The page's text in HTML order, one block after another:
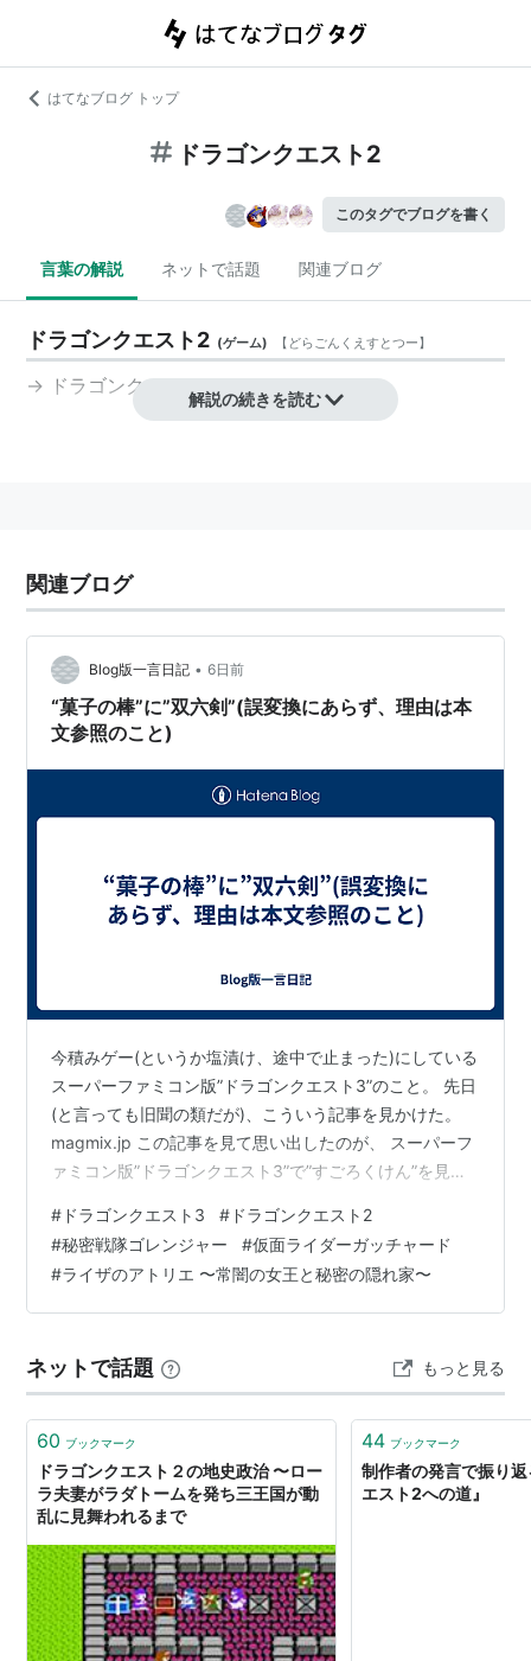
はてなブログ トップ
ドラゴンクエスト2
このタグでブログを書く
言葉の解説 ネットで話題 関連ブログ
ドラゴンクエスト2 (ゲーム) 【どらごんくえすとつー】
→ ドラゴンクエストII
解説の続きを読む
関連ブログ
Blog版一言日記 • 6日前
“菓子の棒”に”双六剣”(誤変換にあらず、理由は本
文参照のこと)
今積みゲー(というか塩漬け、途中で止まった)にしている
スーパーファミコン版”ドラゴンクエスト3”のこと。 先日
(と言っても旧聞の類だが)、こういう記事を見かけた。
magmix.jp この記事を見て思い出したのが、 スーパーフ
ァミコン版”ドラゴンクエスト3”で”すごろくけん”を見つ
ぞ？」 そう、何のことはない。 筆者が “双六券” を ”双六
剣” と取り違えていたのである。 (特にオチはない。後々
双六券を使って双六に挑戦、モーニングスターを手に入
れたけど) ・”秘密戦隊ゴレンジャー”#1「真赤(まっか)な
# ドラゴンクエスト3 # ドラゴンクエスト2
#秘密戦隊ゴレンジャー #仮面ライダーガッチャード
#ライザのアトリエ 〜常闇の女王と秘密の隠れ家〜
ネットで話題 もっと見る
60 ブックマーク
ドラゴンクエスト２の地史政治 〜ロー
ラ夫妻がラダトームを発ち三王国が動
乱に見舞われるまで
44 ブックマーク
制作者の発言で振り
エスト2への道』